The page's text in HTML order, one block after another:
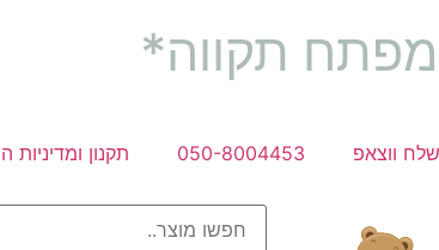
תקווה*
שלח ווצאפ 050-8004453 תקנון ומדיניות